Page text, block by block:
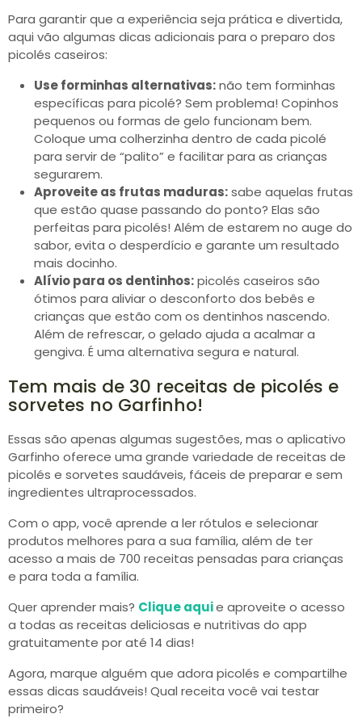
Para garantir que a experiência seja prática e divertida,
aqui vão algumas dicas adicionais para o preparo dos
picolés caseiros:
Use forminhas alternativas:não tem forminhas
específicas para picolé? Sem problema! Copinhos
pequenos ou formas de gelo funcionam bem.
Coloque uma colherzinha dentro de cada picolé
para servir de “palito” e facilitar para as crianças
segurarem.
Aproveite as frutas maduras:sabe aquelas frutas
que estão quase passando do ponto? Elas são
perfeitas para picolés! Além de estarem no auge do
sabor, evita o desperdício e garante um resultado
mais docinho.
Alívio para os dentinhos:picolés caseiros são
ótimos para aliviar o desconforto dos bebês e
crianças que estão com os dentinhos nascendo.
Além de refrescar, o gelado ajuda a acalmar a
gengiva. É uma alternativa segura e natural.
Tem mais de 30 receitas de picolés e
sorvetes no Garfinho!
Essas são apenas algumas sugestões, mas o aplicativo
Garfinho oferece uma grande variedade de receitas de
picolés e sorvetes saudáveis, fáceis de preparar e sem
ingredientes ultraprocessados.
Com o app, você aprende a ler rótulos e selecionar
produtos melhores para a sua família, além de ter
acesso a mais de 700 receitas pensadas para crianças
e para toda a família.
Quer aprender mais? Clique aquie aproveite o acesso
a todas as receitas deliciosas e nutritivas do app
gratuitamente por até 14 dias!
Agora, marque alguém que adora picolés e compartilhe
essas dicas saudáveis! Qual receita você vai testar
primeiro?